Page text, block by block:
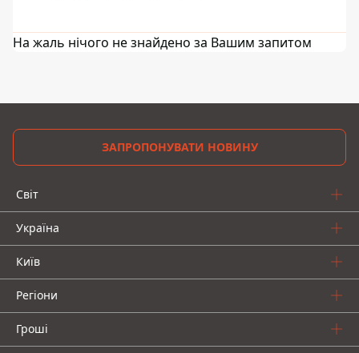
На жаль нічого не знайдено за Вашим запитом
ЗАПРОПОНУВАТИ НОВИНУ
Світ
Україна
Київ
Регіони
Гроші